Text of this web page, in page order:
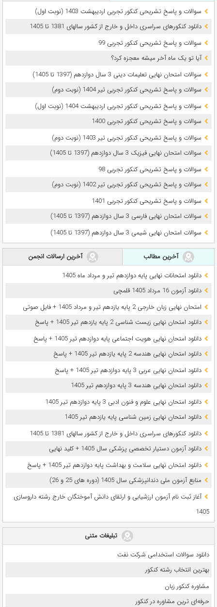
سوالات و پاسخ تشریحی کنکور تجربی اردیبهشت 1403 (نوبت اول)
دانلود کنکورهای سراسری داخل و خارج از کشور سالهای 1381 تا 1405
سوالات و پاسخ تشریحی کنکور تجربی 99
آیا تو یک ماه آخر میشه معجزه کرد؟
سوالات امتحان نهایی تعلیمات دینی 3 سال دوازدهم (1397 تا 1405)
سوالات و پاسخ تشریحی کنکور تجربی تیر 1404 (نوبت دوم)
سوالات و پاسخ تشریحی کنکور تجربی اردیبهشت 1404 (نوبت اول)
سوالات و پاسخ تشریحی کنکور تجربی 1400
سوالات و پاسخ تشریحی کنکور تجربی تیر 1403 (نوبت دوم)
سوالات امتحان نهایی فیزیک 3 سال دوازدهم (1397 تا 1405)
سوالات و پاسخ تشریحی کنکور تجربی 98
سوالات و پاسخ تشریحی کنکور تجربی تیر 1402 (نوبت دوم)
سوالات و پاسخ تشریحی کنکور تجربی 1401
سوالات امتحان نهایی فارسی 3 سال دوازدهم (1397 تا 1405)
سوالات امتحان نهایی شیمی 3 سال دوازدهم (1397 تا 1405)
آخرین مطالب
آخرین ارسالات انجمن
دانلود امتحانات نهایی پایه دوازدهم تیر و مرداد ماه 1405
دانلود آزمون 16 مرداد 1405 قلمچی
امتحان نهایی زبان خارجی 2 پایه یازدهم تیر و مرداد 1405 + فایل صوتی
دانلود امتحان نهایی زیست شناسی 2 پایه یازدهم تیر 1405 + پاسخ
دانلود امتحان نهایی هویت اجتماعی پایه دوازدهم تیر 1405 + پاسخ
دانلود امتحان نهایی هندسه 2 پایه یازدهم تیر 1405 + پاسخ
دانلود امتحان نهایی عربی 3 پایه دوازدهم تیر 1405 + پاسخ
دانلود امتحان نهایی هندسه 3 پایه دوازدهم تیر 1405
دانلود امتحان نهایی علوم و فنون ادبی 3 پایه دوازدهم تیر 1405
دانلود امتحان نهایی زمین شناسی پایه یازدهم تیر 1405
دانلود کنکورهای سراسری داخل و خارج از کشور سالهای 1381 تا 1405
دانلود آزمون دستیار تخصصی پزشکی سال 1405 + کلید نهایی
دانلود امتحان نهایی سلامت و بهداشت پایه دوازدهم تیر 1405 + پاسخ
ﻣﻨﺎﺑﻊ آزﻣﻮن ﻣﻠﯽ دندانپزشکی سال 1405 (دوره های 25 و 26)
آغاز ثبت نام آزمون‌ ارزشیابی و ارتقای دانش آموختگان خارج رشته داروسازی
1405
تبلیغات متنی
دانلود سوالات استخدامی شرکت نفت
بهترین انتخاب رشته کنکور
مشاوره کنکور زبان
حرفه‌ای ترین مشاوره در کنکور